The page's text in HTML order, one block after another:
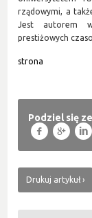
rządowymi, a
Jest autorem
prestiżowych
strona
Podziel się
f g l
Drukuj artykuł